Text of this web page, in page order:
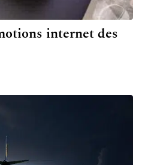
internet des